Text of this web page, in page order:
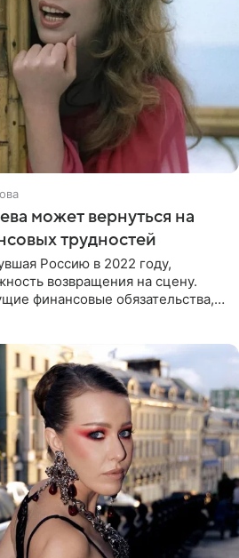
может вернуться на
трудностей
Россию в 2022 году,
возвращения на сцену.
финансовые обязательства,